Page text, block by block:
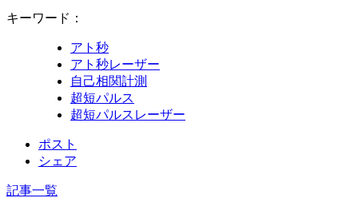
キーワード：
アト秒
アト秒レーザー
自己相関計測
超短パルス
超短パルスレーザー
ポスト
シェア
記事一覧